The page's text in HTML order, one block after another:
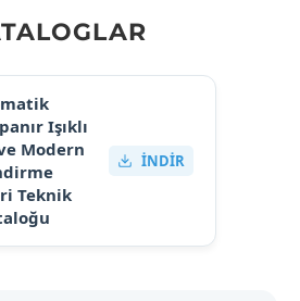
Işıklı
Modern
Teknik
İNDIR